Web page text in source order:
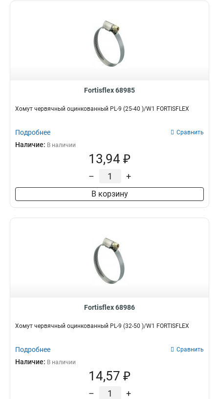
Fortisflex 68985
Хомут червячный оцинкованный PL-9 (25-40 )/W1 FORTISFLEX
Подробнее Сравнить
Наличие: В наличии
13,94 ₽
– +
В корзину
Fortisflex 68986
Хомут червячный оцинкованный PL-9 (32-50 )/W1 FORTISFLEX
Подробнее Сравнить
Наличие: В наличии
14,57 ₽
– +